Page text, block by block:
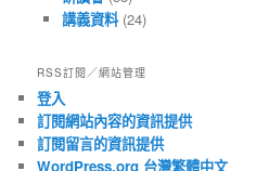
講義資料(24)
RSS訂閱／網站管理
登入
訂閱網站內容的資訊提供
訂閱留言的資訊提供
WordPress.org 台灣繁體中文